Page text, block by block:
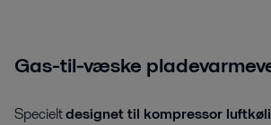
Gas-til-væske
Specieltdesignet til kompressor